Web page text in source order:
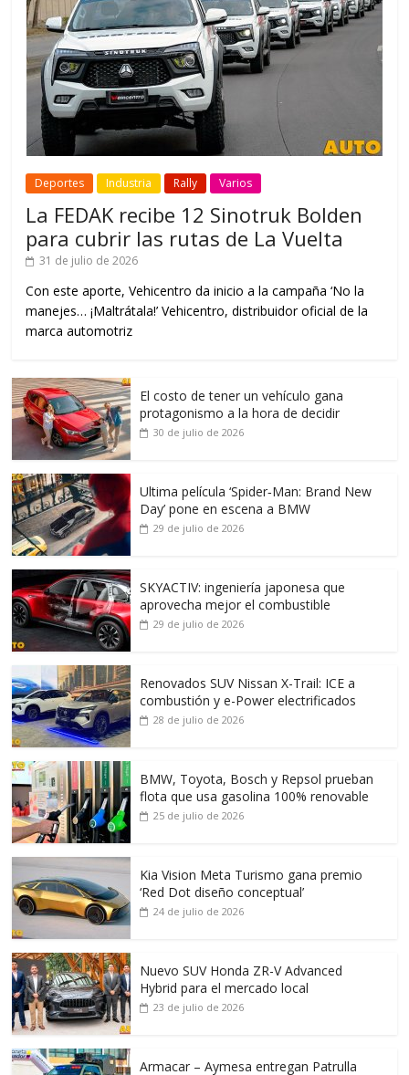
Deportes Industria Rally Varios
La FEDAK recibe 12 Sinotruk Bolden
para cubrir las rutas de La Vuelta
31 de julio de 2026
Con este aporte, Vehicentro da inicio a la campaña ‘No la
manejes… ¡Maltrátala!’ Vehicentro, distribuidor oficial de la
marca automotriz
El costo de tener un vehículo gana
protagonismo a la hora de decidir
30 de julio de 2026
Ultima película ‘Spider‑Man: Brand New
Day’ pone en escena a BMW
29 de julio de 2026
SKYACTIV: ingeniería japonesa que
aprovecha mejor el combustible
29 de julio de 2026
Renovados SUV Nissan X-Trail: ICE a
combustión y e-Power electrificados
28 de julio de 2026
BMW, Toyota, Bosch y Repsol prueban
flota que usa gasolina 100% renovable
25 de julio de 2026
Kia Vision Meta Turismo gana premio
‘Red Dot diseño conceptual’
24 de julio de 2026
Nuevo SUV Honda ZR-V Advanced
Hybrid para el mercado local
23 de julio de 2026
Armacar – Aymesa entregan Patrulla